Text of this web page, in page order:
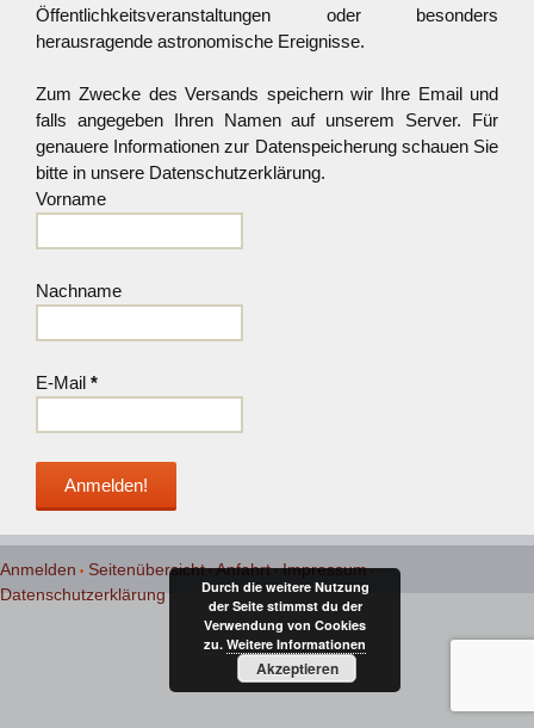
Öffentlichkeitsveranstaltungen oder besonders
herausragende astronomische Ereignisse.
Zum Zwecke des Versands speichern wir Ihre Email und
falls angegeben Ihren Namen auf unserem Server. Für
genauere Informationen zur Datenspeicherung schauen Sie
bitte in unsere Datenschutzerklärung.
Vorname
Nachname
E-Mail *
Anmelden Seitenübersicht Anfahrt
Impressum
Datenschutzerklärung
Durch die weitere Nutzung
der Seite stimmst du der
Verwendung von Cookies
zu. Weitere Informationen
Akzeptieren